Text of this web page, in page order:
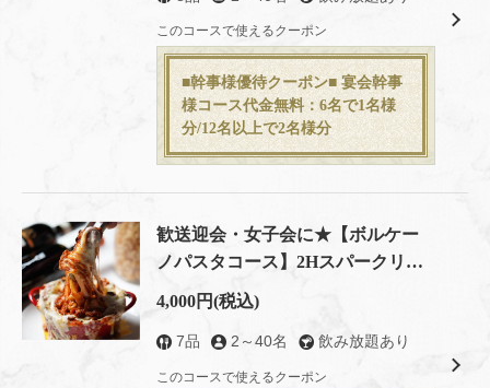
このコースで使えるクーポン
■幹事様優待クーポン■ 宴会幹事
様コース代金無料：6名で1名様
分/12名以上で2名様分
歓送迎会・女子会に★【ボルケー
ノパスタコース】2Hスパークリン
グ他多種が飲み放題！全7品
4,000円(税込)
7品 2～40名 飲み放題あり
このコースで使えるクーポン
この店舗情報をシェアする